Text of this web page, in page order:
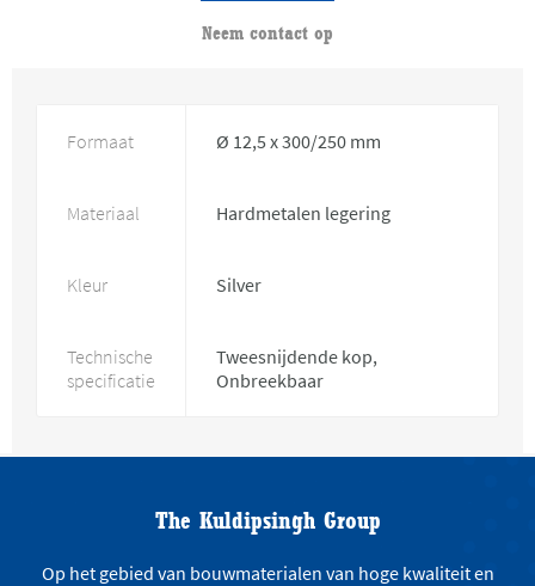
Neem contact op
Formaat Ø 12,5 x 300/250 mm
Materiaal Hardmetalen legering
Kleur Silver
Technische
specificatie
Tweesnijdende kop,
Onbreekbaar
The Kuldipsingh Group
Op het gebied van bouwmaterialen van hoge kwaliteit en